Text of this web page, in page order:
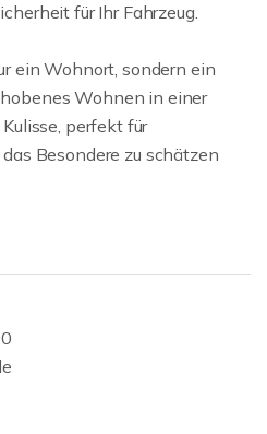
für Ihr Fahrzeug.
ein Wohnort, sondern ein
Wohnen in einer
perfekt für
Besondere zu schätzen